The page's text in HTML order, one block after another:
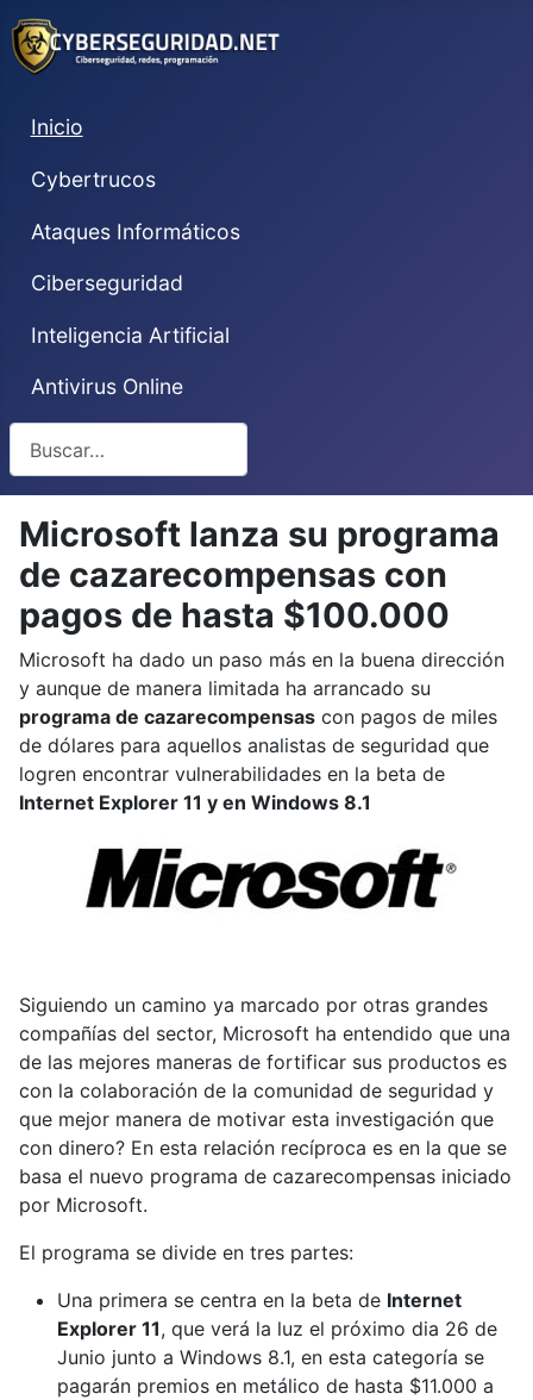
Inicio
Cybertrucos
Ataques Informáticos
Ciberseguridad
Inteligencia Artificial
Antivirus Online
Microsoft lanza su programa
de cazarecompensas con
pagos de hasta $100.000
Microsoft ha dado un paso más en la buena dirección
y aunque de manera limitada ha arrancado su
programa de cazarecompensas con pagos de miles
de dólares para aquellos analistas de seguridad que
logren encontrar vulnerabilidades en la beta de
Internet Explorer 11 y en Windows 8.1
Siguiendo un camino ya marcado por otras grandes
compañías del sector, Microsoft ha entendido que una
de las mejores maneras de fortificar sus productos es
con la colaboración de la comunidad de seguridad y
que mejor manera de motivar esta investigación que
con dinero? En esta relación recíproca es en la que se
basa el nuevo programa de cazarecompensas iniciado
por Microsoft.
El programa se divide en tres partes:
Una primera se centra en la beta de Internet
Explorer 11, que verá la luz el próximo dia 26 de
Junio junto a Windows 8.1, en esta categoría se
pagarán premios en metálico de hasta $11.000 a